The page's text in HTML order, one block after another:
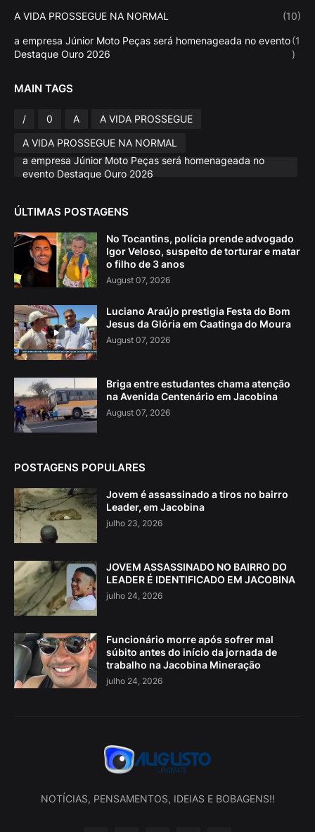
A VIDA PROSSEGUE NA NORMAL (10)
a empresa Júnior Moto Peças será homenageada no evento
Destaque Ouro 2026
(1
)
MAIN TAGS
/ 0 A
A VIDA PROSSEGUE
A VIDA PROSSEGUE NA NORMAL
a empresa Júnior Moto Peças será homenageada no
evento Destaque Ouro 2026
ÚLTIMAS POSTAGENS
No Tocantins, polícia prende advogado
Igor Veloso, suspeito de torturar e matar
o filho de 3 anos
August 07, 2026
Luciano Araújo prestigia Festa do Bom
Jesus da Glória em Caatinga do Moura
August 07, 2026
Briga entre estudantes chama atenção
na Avenida Centenário em Jacobina
August 07, 2026
POSTAGENS POPULARES
Jovem é assassinado a tiros no bairro
Leader, em Jacobina
julho 23, 2026
JOVEM ASSASSINADO NO BAIRRO DO
LEADER É IDENTIFICADO EM JACOBINA
julho 24, 2026
Funcionário morre após sofrer mal
súbito antes do início da jornada de
trabalho na Jacobina Mineração
julho 24, 2026
NOTÍCIAS, PENSAMENTOS, IDEIAS E BOBAGENS!!